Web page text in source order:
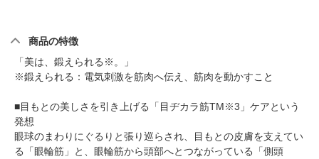
商品の特徴
「美は、鍛えられる※。」
※鍛えられる：電気刺激を筋肉へ伝え、筋肉を動かすこと
■目もとの美しさを引き上げる「目ヂカラ筋TM※3」ケアという
発想
眼球のまわりにぐるりと張り巡らされ、目もとの皮膚を支えてい
る「眼輪筋」と、眼輪筋から頭部へとつながっている「側頭